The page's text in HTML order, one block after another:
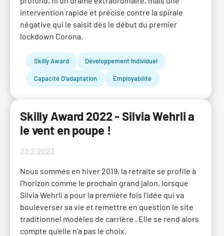
intervention rapide et précise contre la spirale
négative qui le saisit dès le début du premier
lockdown Corona.
Skilly Award Développement Individuel
Capacité D'adaptation Employabilité
Skilly Award 2022 - Silvia Wehrli a
le vent en poupe !
23.2.2023
Nous sommes en hiver 2019, la retraite se profile à
l'horizon comme le prochain grand jalon, lorsque
Silvia Wehrli a pour la première fois l'idée qui va
bouleverser sa vie et remettre en question le site
traditionnel modèles de carrière . Elle se rend alors
compte qu'elle n'a pas le choix.